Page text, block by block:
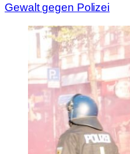
Gewalt gegen Polizei